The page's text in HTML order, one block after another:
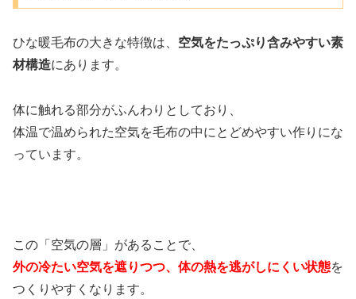
ひな暖毛布の大きな特徴は、 空気をたっぷり含みやすい素
材構造にあります。
体に触れる部分がふんわりとしており、
体温で温められた空気を毛布の中にとどめやすい作りにな
っています。
この「空気の層」があることで、
外の冷たい空気を遮りつつ、体の熱を逃がしにくい状態を
つくりやすくなります。